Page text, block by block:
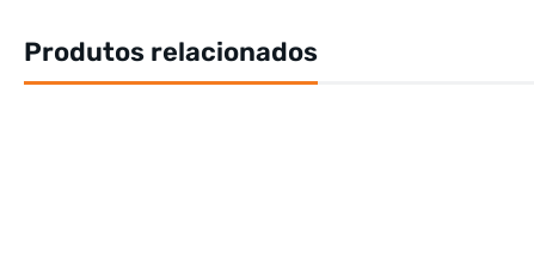
Produtos relacionados